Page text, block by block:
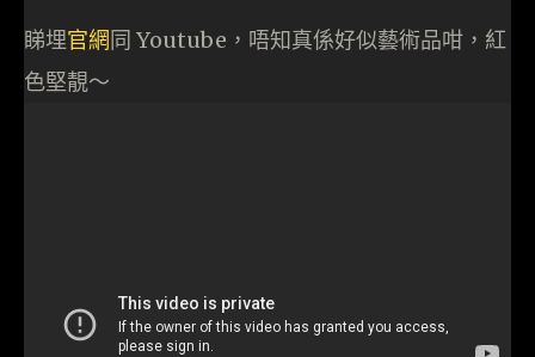
睇埋官網 同 Youtube，唔知真係好似藝術品咁，紅
色堅靚～